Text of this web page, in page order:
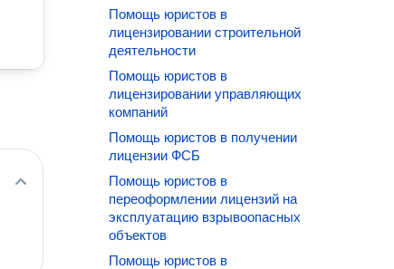
Помощь юристов в
лицензировании строительной
деятельности
Помощь юристов в
лицензировании управляющих
компаний
Помощь юристов в получении
лицензии ФСБ
Помощь юристов в
переоформлении лицензий на
эксплуатацию взрывоопасных
объектов
Помощь юристов в